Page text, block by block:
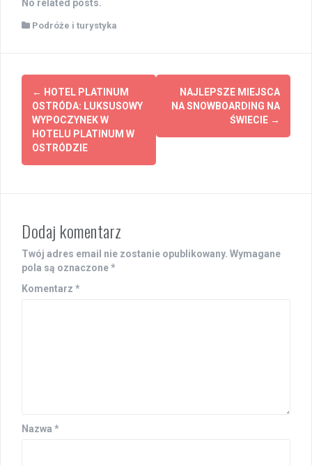
No related posts.
Podróże i turystyka
Post
navigation
← HOTEL PLATINUM
OSTRÓDA: LUKSUSOWY
WYPOCZYNEK W
HOTELU PLATINUM W
OSTRÓDZIE
NAJLEPSZE MIEJSCA
NA SNOWBOARDING NA
ŚWIECIE →
Dodaj komentarz
Twój adres email nie zostanie opublikowany. Wymagane
pola są oznaczone*
Komentarz *
Nazwa *